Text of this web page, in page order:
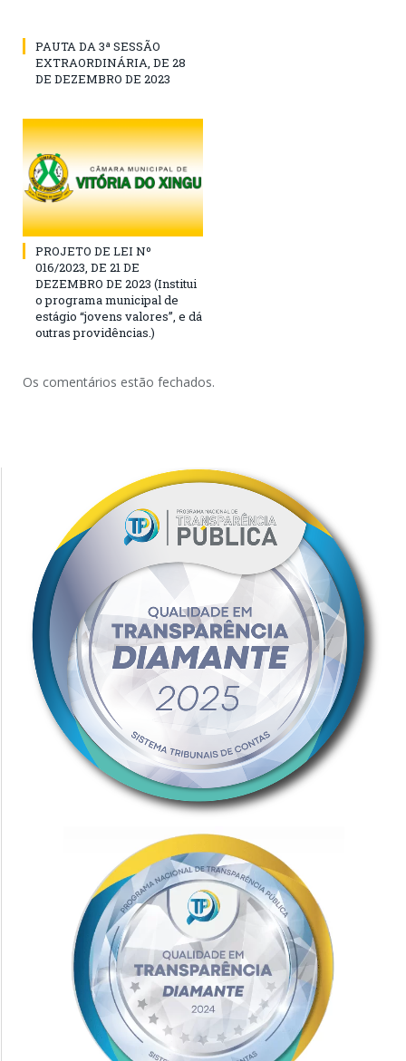
PAUTA DA 3ª SESSÃO
EXTRAORDINÁRIA, DE 28
DE DEZEMBRO DE 2023
PROJETO DE LEI Nº
016/2023, DE 21 DE
DEZEMBRO DE 2023 (Institui
o programa municipal de
estágio “jovens valores”, e dá
outras providências.)
Os comentários estão fechados.